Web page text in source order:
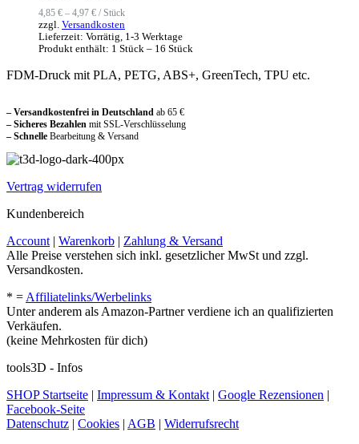
auf
der
gewählt
4,85 € – 4,97 € / Stück
zzgl. Versandkosten
Lieferzeit: Vorrätig, 1-3 Werktage
Produkt enthält: 1 Stück – 16 Stück
FDM-Druck mit PLA, PETG, ABS+, GreenTech, TPU etc.
– Versandkostenfrei in Deutschland ab 65 €
– Sicheres Bezahlen mit SSL-Verschlüsselung
– Schnelle Bearbeitung & Versand
Vertrag widerrufen
Kundenbereich
Account | Warenkorb | Zahlung & Versand
Alle Preise verstehen sich inkl. gesetzlicher MwSt und zzgl.
Versandkosten.
* = Affiliatelinks/Werbelinks
Unter anderem als Amazon-Partner verdiene ich an qualifizierten
Verkäufen.
(keine Mehrkosten für dich)
tools3D - Infos
SHOP Startseite | Impressum & Kontakt | Google Rezensionen |
Facebook-Seite
Datenschutz | Cookies | AGB | Widerrufsrecht